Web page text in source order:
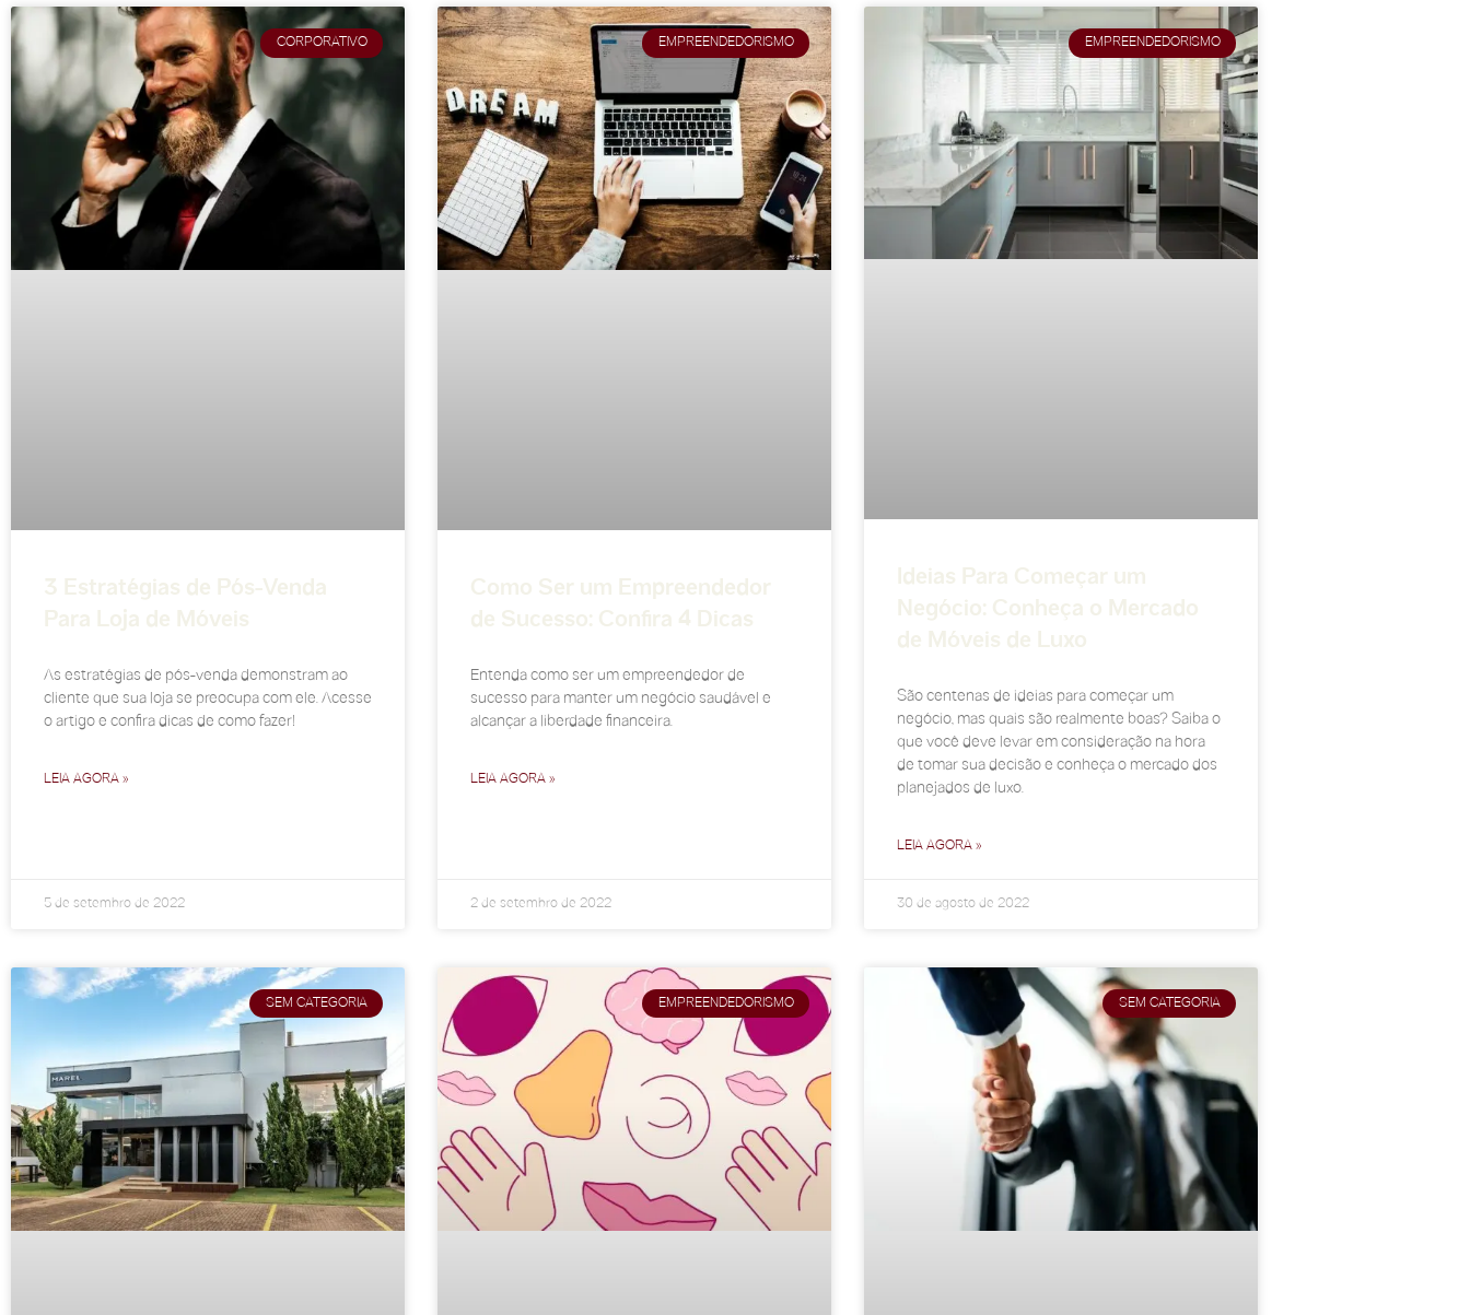
CORPORATIVO
3 Estratégias de Pós-Venda
Para Loja de Móveis
As estratégias de pós-venda demonstram ao
cliente que sua loja se preocupa com ele. Acesse
o artigo e confira dicas de como fazer!
LEIA AGORA »
5 de setembro de 2022
EMPREENDEDORISMO
Como Ser um Empreendedor
de Sucesso: Confira 4 Dicas
Entenda como ser um empreendedor de
sucesso para manter um negócio saudável e
alcançar a liberdade financeira.
LEIA AGORA »
2 de setembro de 2022
EMPREENDEDORISMO
Ideias Para Começar um
Negócio: Conheça o Mercado
de Móveis de Luxo
São centenas de ideias para começar um
negócio, mas quais são realmente boas? Saiba o
que você deve levar em consideração na hora
de tomar sua decisão e conheça o mercado dos
planejados de luxo.
LEIA AGORA »
30 de agosto de 2022
SEM CATEGORIA EMPREENDEDORISMO SEM CATEGORIA